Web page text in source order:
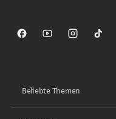
Sparkasse auf Facebook
Sparkasse auf
Sparkasse
Beliebte Themen